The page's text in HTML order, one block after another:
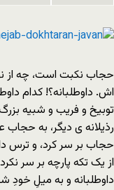
حجاب نکبت است، چه از
اش. داوطلبانه؟! کدام
توبیخ و فریب و شبیه
رذیلانه ى دیگر، به حجاب
حجاب بر سر کرد، و ترس
از یک تکه پارچه بر سر
داوطلبانه و به میلِ